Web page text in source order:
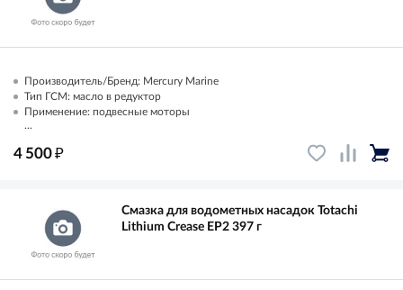
Производитель/Бренд: Mercury Marine
Тип ГСМ: масло в редуктор
Применение: подвесные моторы
...
4 500₽
Смазка для водометных насадок Totachi
Lithium Crease EP2 397 г